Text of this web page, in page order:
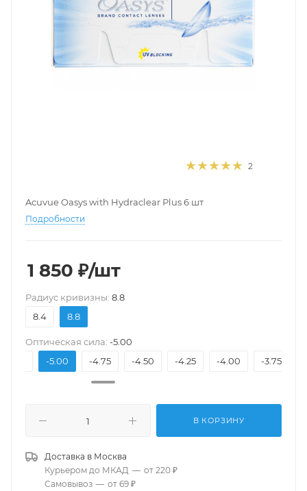
2
Acuvue Oasys with Hydraclear Plus 6 шт
Подробности
1 850 ₽/шт
Pадиус кривизны: 8.8
8.4
8.8
Оптическая сила: -5.00
-5.00 -4.75 -4.50 -4.25 -4.00 -3.75
В КОРЗИНУ
Доставка в Москва
Курьером до МКАД — от 220 ₽
Самовывоз — от 69 ₽